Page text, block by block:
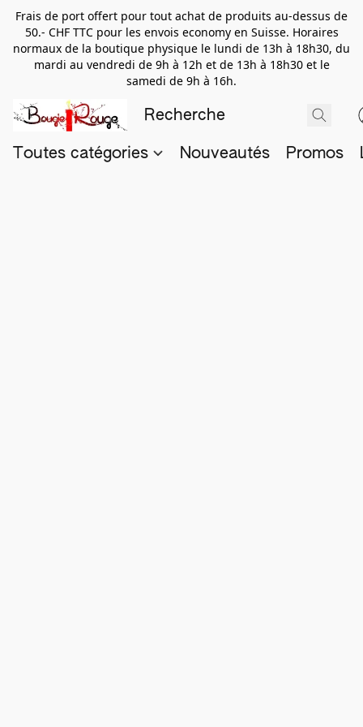
Frais de port offert pour tout achat de produits au-dessus de
50.- CHF TTC pour les envois economy en Suisse. Horaires
normaux de la boutique physique le lundi de 13h à 18h30, du
mardi au vendredi de 9h à 12h et de 13h à 18h30 et le
samedi de 9h à 16h.
Toutes catégories Nouveautés Promos